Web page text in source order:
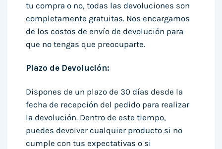
tu compra o no, todas las devoluciones son
completamente gratuitas. Nos encargamos
de los costos de envío de devolución para
que no tengas que preocuparte.
Plazo de Devolución:
Dispones de un plazo de 30 días desde la
fecha de recepción del pedido para realizar
la devolución. Dentro de este tiempo,
puedes devolver cualquier producto si no
cumple con tus expectativas o si